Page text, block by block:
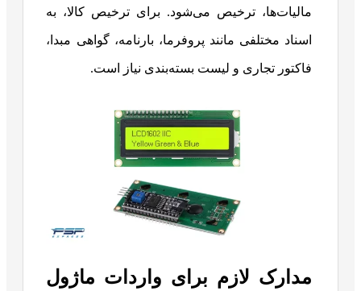
مالیات‌ها، ترخیص می‌شود. برای ترخیص کالا، به
اسناد مختلفی مانند پروفرما، بارنامه، گواهی مبدا،
فاکتور تجاری و لیست بسته‌بندی نیاز است.
مدارک لازم برای واردات ماژول